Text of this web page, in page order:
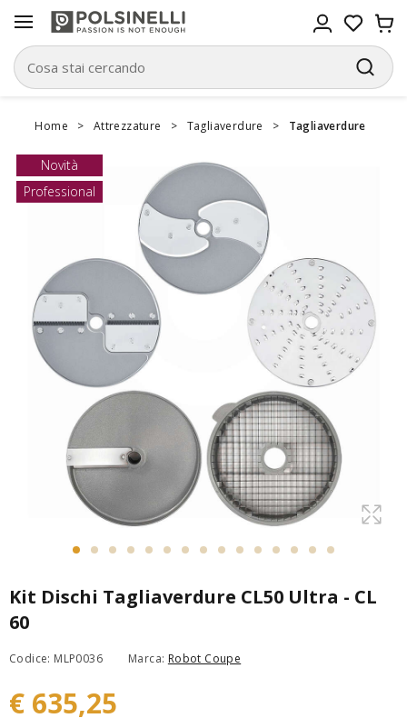
Home > Attrezzature > Tagliaverdure > Tagliaverdure
Novità
Professional
Kit Dischi Tagliaverdure CL50 Ultra - CL
60
Codice: MLP0036 Marca: Robot Coupe
€ 635,25